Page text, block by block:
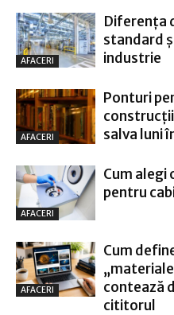
AFACERI
Diferența
standard
industrie
AFACERI
Ponturi
salva luni
AFACERI
Cum alegi
pentru
AFACERI
Cum
contează
cititorul